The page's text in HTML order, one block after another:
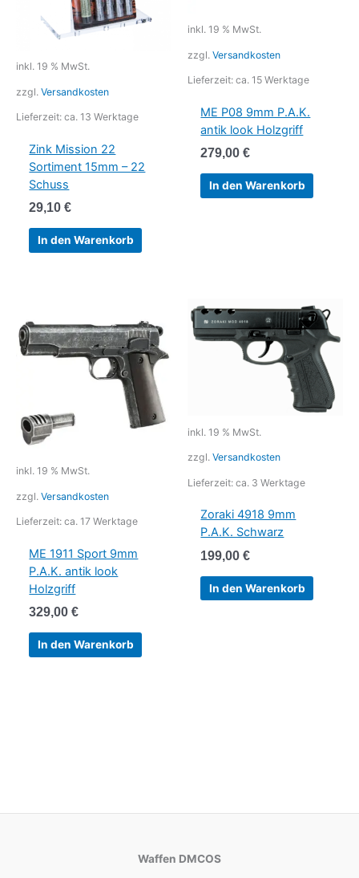
inkl. 19 % MwSt.
zzgl. Versandkosten
Lieferzeit: ca. 13 Werktage
Zink Mission 22
Sortiment 15mm – 22
Schuss
29,10€
In den Warenkorb
inkl. 19 % MwSt.
zzgl. Versandkosten
Lieferzeit: ca. 15 Werktage
ME P08 9mm P.A.K.
antik look Holzgriff
279,00€
In den Warenkorb
inkl. 19 % MwSt.
zzgl. Versandkosten
Lieferzeit: ca. 17 Werktage
ME 1911 Sport 9mm
P.A.K. antik look
Holzgriff
329,00€
In den Warenkorb
inkl. 19 % MwSt.
zzgl. Versandkosten
Lieferzeit: ca. 3 Werktage
Zoraki 4918 9mm
P.A.K. Schwarz
199,00€
In den Warenkorb
Waffen DMCOS